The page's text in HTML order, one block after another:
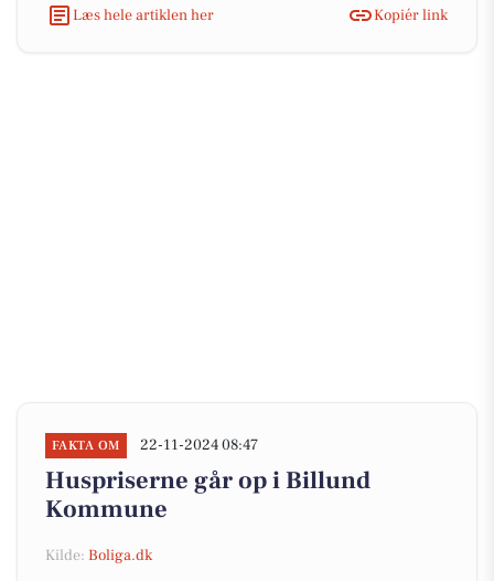
Læs hele artiklen her Kopiér link
FAKTA OM 22-11-2024 08:47
Huspriserne går op i Billund
Kommune
Kilde: Boliga.dk